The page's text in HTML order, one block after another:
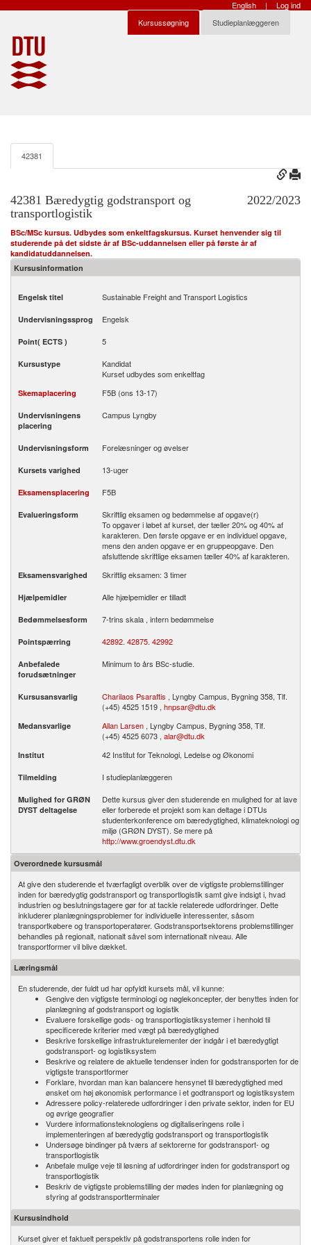
English |
Log ind
Kursussøgning
Studieplanlæggeren
42381
42381 Bæredygtig godstransport og
transportlogistik
2022/2023
BSc/MSc kursus. Udbydes som enkeltfagskursus. Kurset henvender sig til
studerende på det sidste år af BSc-uddannelsen eller på første år af
kandidatuddannelsen.
Kursusinformation
Engelsk titel Sustainable Freight and Transport Logistics
Undervisningssprog Engelsk
Point( ECTS ) 5
Kursustype
Kandidat
Kurset udbydes som enkeltfag
Skemaplacering F5B (ons 13-17)
Undervisningens
placering
Campus Lyngby
Undervisningsform Forelæsninger og øvelser
Kursets varighed 13-uger
Eksamensplacering F5B
Evalueringsform
Skriftlig eksamen og bedømmelse af opgave(r)
To opgaver i løbet af kurset, der tæller 20% og 40% af
karakteren. Den første opgave er en individuel opgave,
mens den anden opgave er en gruppeopgave. Den
afsluttende skriftlige eksamen tæller 40% af karakteren.
Eksamensvarighed Skriftlig eksamen: 3 timer
Hjælpemidler Alle hjælpemidler er tilladt
Bedømmelsesform 7-trins skala , intern bedømmelse
Pointspærring 42892. 42875. 42992
Anbefalede
forudsætninger
Minimum to års BSc-studie.
Kursusansvarlig Charilaos Psaraftis , Lyngby Campus, Bygning 358, Tlf.
(+45) 4525 1519 , hnpsar@dtu.dk
Medansvarlige Allan Larsen , Lyngby Campus, Bygning 358, Tlf.
(+45) 4525 6073 , alar@dtu.dk
Institut 42 Institut for Teknologi, Ledelse og Økonomi
Tilmelding I studieplanlæggeren
Mulighed for GRØN
DYST deltagelse
Dette kursus giver den studerende en mulighed for at lave
eller forberede et projekt som kan deltage i DTUs
studenterkonference om bæredygtighed, klimateknologi og
miljø (GRØN DYST). Se mere på
http://www.groendyst.dtu.dk
Overordnede kursusmål
At give den studerende et tværfagligt overblik over de vigtigste problemstillinger
inden for bæredygtig godstransport og transportlogistik samt give indsigt i, hvad
industrien og beslutningstagere gør for at tackle relaterede udfordringer. Dette
inkluderer planlægningsproblemer for individuelle interessenter, såsom
transportkøbere og transportoperatører. Godstransportsektorens problemstillinger
behandles på regionalt, nationalt såvel som internationalt niveau. Alle
transportformer vil blive dækket.
Læringsmål
En studerende, der fuldt ud har opfyldt kursets mål, vil kunne:
Gengive den vigtigste terminologi og nøglekoncepter, der benyttes inden for
planlægning af godstransport og logistik
Evaluere forskellige gods- og transportlogistiksystemer i henhold til
specificerede kriterier med vægt på bæredygtighed
Beskrive forskellige infrastrukturelementer der indgår i et bæredygtigt
godstransport- og logistiksystem
Beskrive og relatere de aktuelle tendenser inden for godstransporten for de
vigtigste transportformer
Forklare, hvordan man kan balancere hensynet til bæredygtighed med
ønsket om høj økonomisk performance i et godtransport og logistiksystem
Adressere policy-relaterede udfordringer i den private sektor, inden for EU
og øvrige geografier
Vurdere informationsteknologiens og digitaliseringens rolle i
implementeringen af bæredygtig godstransport og transportlogistik
Undersøge bindinger på tværs af sektorerne for godstransport- og
transportlogistik
Anbefale mulige veje til løsning af udfordringer inden for godstransport og
transportlogistik
Beskriv de vigtigste problemstilling der mødes inden for planlægning og
styring af godstransportterminaler
Kursusindhold
Kurset giver et faktuelt perspektiv på godstransportens rolle inden for